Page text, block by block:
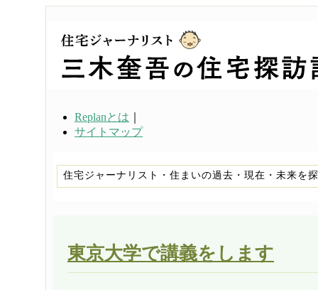
Replanとは
サイトマップ
住宅ジャーナリスト・住まいの過去・現在・未来を
東京大学で講義をします